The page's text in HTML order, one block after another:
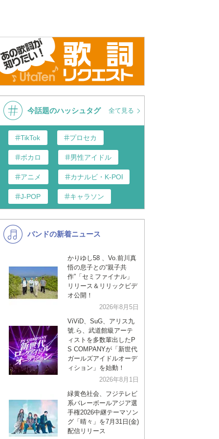
今話題のハッシュタグ 全て見る
TikTok プロセカ
ボカロ 男性アイドル
アニメ カナルビ・K-POP和訳
J-POP キャラソン
K-POP バンド
洋楽
VTuber ディズニー
バンドの新着ニュース
かりゆし58 、Vo.前川真
悟の息子との“親子共
作”「セミファイナル」
リリース＆リリックビデ
オ公開！
2026年8月5日
ViViD、SuG、アリス九
號.ら、武道館級アーテ
ィストを多数輩出したP
S COMPANYが「新世代
ガールズアイドルオーデ
ィション」を始動！
2026年8月1日
緑黄色社会、フジテレビ
系バレーボールアジア選
手権2026中継テーマソン
グ「晴々」を7月31日(金)
配信リリース